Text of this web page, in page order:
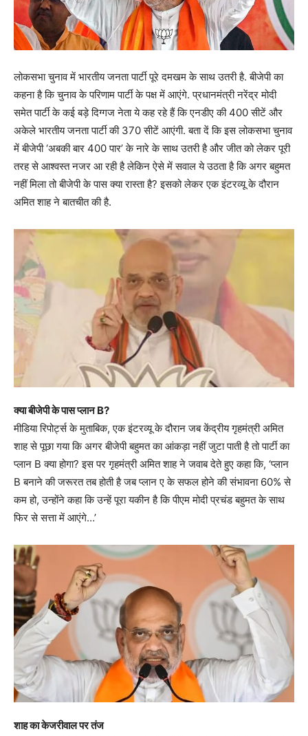
लोकसभा चुनाव में भारतीय जनता पार्टी पूरे दमखम के साथ उतरी है. बीजेपी का
कहना है कि चुनाव के परिणाम पार्टी के पक्ष में आएंगे. प्रधानमंत्री नरेंद्र मोदी
समेत पार्टी के कई बड़े दिग्गज नेता ये कह रहे हैं कि एनडीए की 400 सीटें और
अकेले भारतीय जनता पार्टी की 370 सीटें आएंगी. बता दें कि इस लोकसभा चुनाव
में बीजेपी ‘अबकी बार 400 पार’ के नारे के साथ उतरी है और जीत को लेकर पूरी
तरह से आश्वस्त नजर आ रही है लेकिन ऐसे में सवाल ये उठता है कि अगर बहुमत
नहीं मिला तो बीजेपी के पास क्या रास्ता है? इसको लेकर एक इंटरव्यू के दौरान
अमित शाह ने बातचीत की है.
क्या बीजेपी के पास प्लान B?
मीडिया रिपोर्ट्स के मुताबिक, एक इंटरव्यू के दौरान जब केंद्रीय गृहमंत्री अमित
शाह से पूछा गया कि अगर बीजेपी बहुमत का आंकड़ा नहीं जुटा पाती है तो पार्टी का
प्लान B क्या होगा? इस पर गृहमंत्री अमित शाह ने जवाब देते हुए कहा कि, ‘प्लान
B बनाने की जरूरत तब होती है जब प्लान ए के सफल होने की संभावना 60% से
कम हो, उन्होंने कहा कि उन्हें पूरा यकीन है कि पीएम मोदी प्रचंड बहुमत के साथ
फिर से सत्ता में आएंगे…’
शाह का केजरीवाल पर तंज